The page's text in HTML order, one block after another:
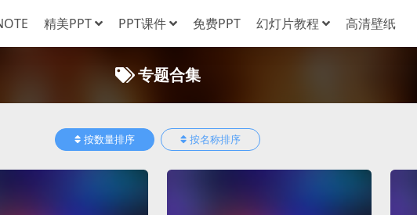
精美PPT PPT课件 免费PPT 幻灯片教程 高清壁纸
专题合集
按数量排序 按名称排序